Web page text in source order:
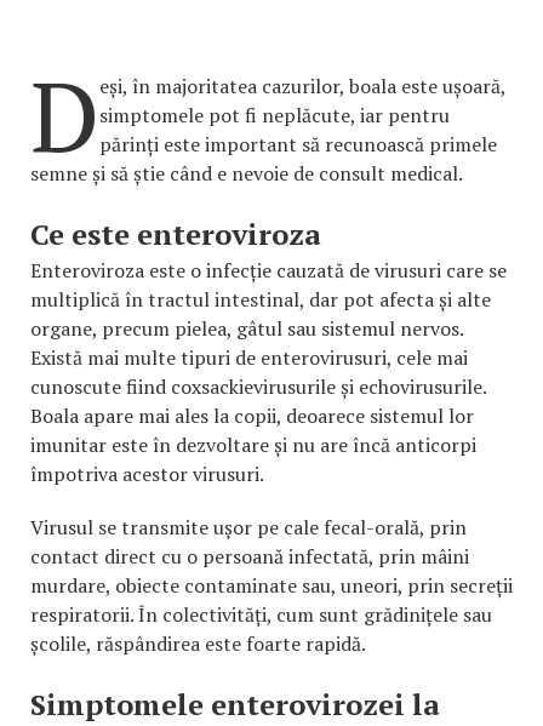
D eși, în majoritatea cazurilor, boala este ușoară,
simptomele pot fi neplăcute, iar pentru
părinți este important să recunoască primele
semne și să știe când e nevoie de consult medical.
Ce este enteroviroza
Enteroviroza este o infecție cauzată de virusuri care se
multiplică în tractul intestinal, dar pot afecta și alte
organe, precum pielea, gâtul sau sistemul nervos.
Există mai multe tipuri de enterovirusuri, cele mai
cunoscute fiind coxsackievirusurile și echovirusurile.
Boala apare mai ales la copii, deoarece sistemul lor
imunitar este în dezvoltare și nu are încă anticorpi
împotriva acestor virusuri.
Virusul se transmite ușor pe cale fecal-orală, prin
contact direct cu o persoană infectată, prin mâini
murdare, obiecte contaminate sau, uneori, prin secreții
respiratorii. În colectivități, cum sunt grădinițele sau
școlile, răspândirea este foarte rapidă.
Simptomele enterovirozei la